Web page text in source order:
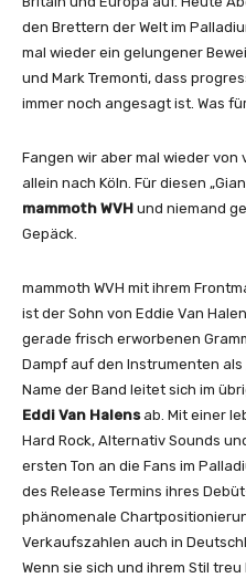
den Brettern der Welt im
mal wieder ein gelungener
und Mark Tremonti, dass
immer noch angesagt ist. Was
Fangen wir aber mal wieder von
allein nach Köln. Für diesen
mammoth WVH und niemand
Gepäck.
mammoth WVH mit ihrem
ist der Sohn von Eddie Van
gerade frisch erworbenen
Dampf auf den Instrumenten als
Name der Band leitet sich im
Eddi Van Halensab. Mit einer
Hard Rock, Alternativ Sounds
ersten Ton an die Fans im
des Release Termins ihres
phänomenale
Verkaufszahlen auch in
Wenn sie sich und ihrem Stil